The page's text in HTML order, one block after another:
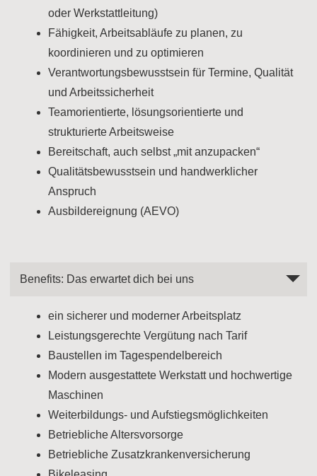
oder Werkstattleitung)
Fähigkeit, Arbeitsabläufe zu planen, zu
koordinieren und zu optimieren
Verantwortungsbewusstsein für Termine, Qualität
und Arbeitssicherheit
Teamorientierte, lösungsorientierte und
strukturierte Arbeitsweise
Bereitschaft, auch selbst „mit anzupacken“
Qualitätsbewusstsein und handwerklicher
Anspruch
Ausbildereignung (AEVO)
Benefits: Das erwartet dich bei uns
ein sicherer und moderner Arbeitsplatz
Leistungsgerechte Vergütung nach Tarif
Baustellen im Tagespendelbereich
Modern ausgestattete Werkstatt und hochwertige
Maschinen
Weiterbildungs- und Aufstiegsmöglichkeiten
Betriebliche Altersvorsorge
Betriebliche Zusatzkrankenversicherung